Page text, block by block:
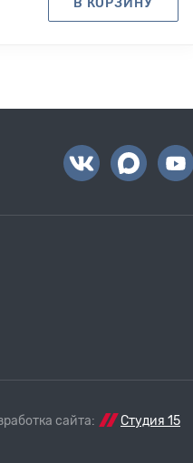
сайта: Студия 15